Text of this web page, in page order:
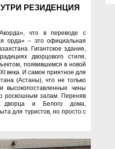
РЕЗИДЕНЦИЯ
что в переводе с
орда» – это официальная
Гигантское здание,
дворцового стиля,
появившимся в новой
века. И самое приятное для
(Астаны), что не только
высокопоставленные чины
роскошным залам. Переняв
дворца и Белого дома,
для туристов, но просто с